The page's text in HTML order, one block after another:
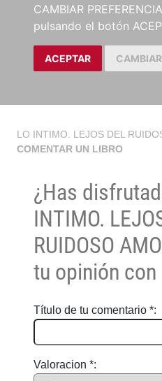
CAMBIAR
pulsando el botón
ACEPTAR
LO INTIMO. LEJOS DEL
COMENTAR UN LIBRO
¿Has
INTIMO.
RUIDOSO
tu opinión
Título de tu comentario *:
Valoracion *: